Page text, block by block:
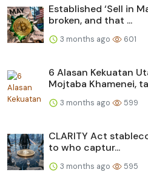
Established ‘Sell in
broken, and that ...
3 months ago 601
6 Alasan Kekuatan
Mojtaba Khamenei,
3 months ago 599
CLARITY Act
to who captur...
3 months ago 595